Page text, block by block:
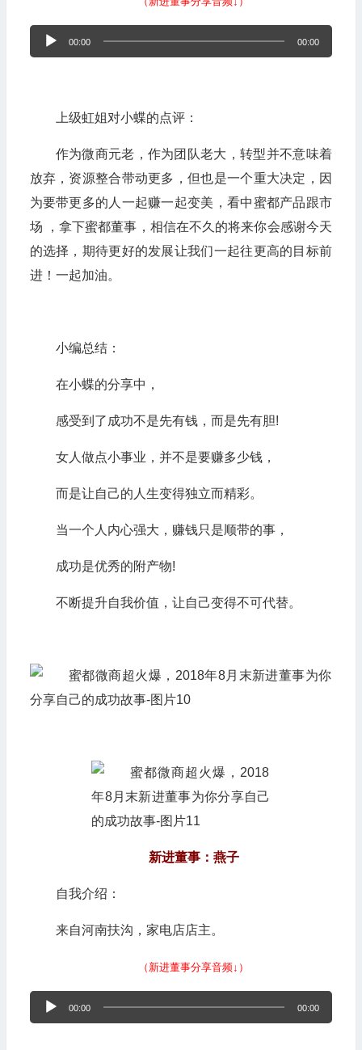
频
00:00 00:00
上级虹姐对小蝶的点评：
作为微商元老，作为团队老大，转型并不意味着
放弃，资源整合带动更多，但也是一个重大决定，因
为要带更多的人一起赚一起变美，看中蜜都产品跟市
场 ，拿下蜜都董事，相信在不久的将来你会感谢今天
的选择，期待更好的发展让我们一起往更高的目标前
进！一起加油。
小编总结：
在小蝶的分享中，
感受到了成功不是先有钱，而是先有胆!
女人做点小事业，并不是要赚多少钱，
而是让自己的人生变得独立而精彩。
当一个人内心强大，赚钱只是顺带的事，
成功是优秀的附产物!
不断提升自我价值，让自己变得不可代替。
新进董事：燕子
自我介绍：
来自河南扶沟，家电店店主。
（新进董事分享音频↓）
频
00:00 00:00